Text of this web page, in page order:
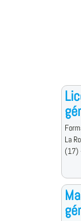
La
(17)